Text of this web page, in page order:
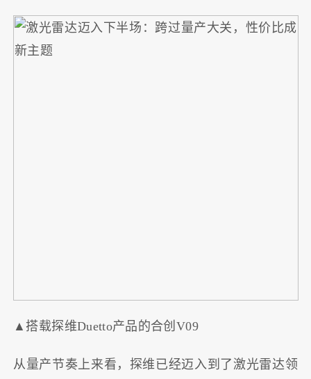
▲搭载探维Duetto产品的合创V09
从量产节奏上来看，探维已经迈入到了激光雷达领